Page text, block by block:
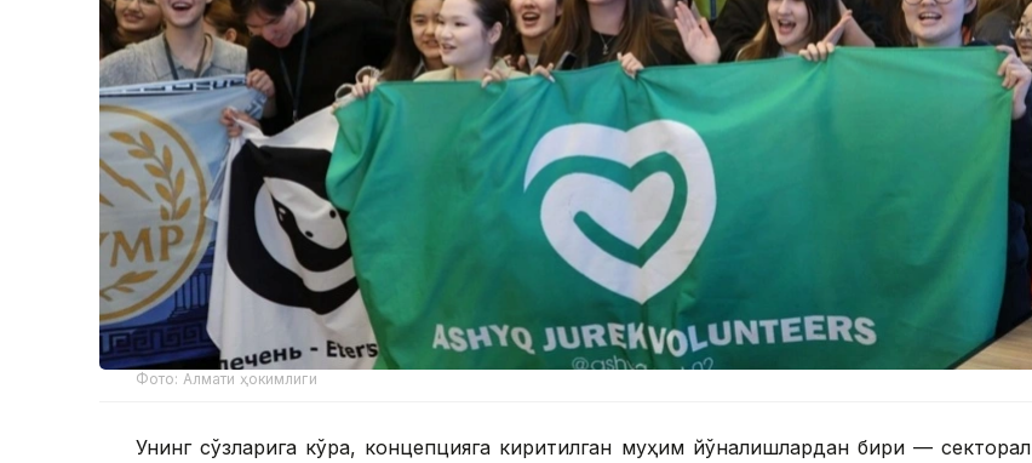
Фото: Алмати ҳокимлиги
Унинг сўзларига кўра, концепцияга киритилган муҳим йўналишлардан бири — секторал